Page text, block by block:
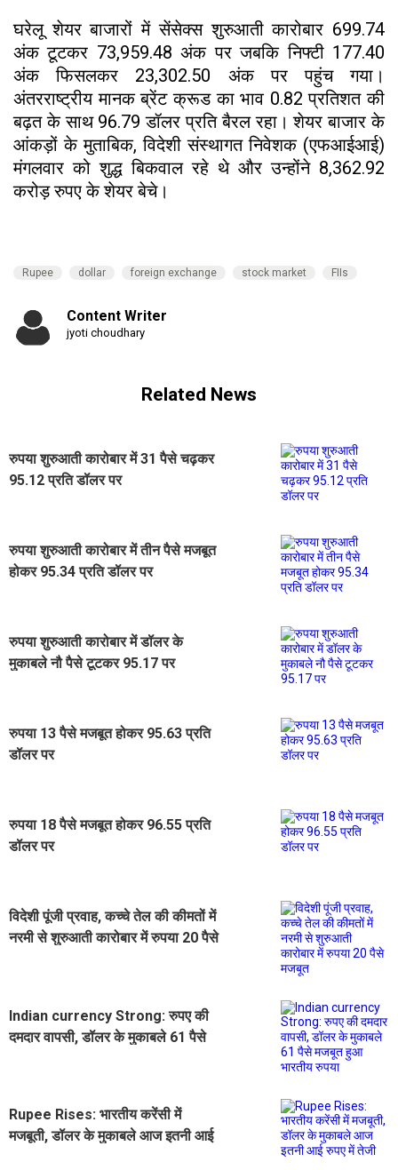
घरेलू शेयर बाजारों में सेंसेक्स शुरुआती कारोबार 699.74
अंक टूटकर 73,959.48 अंक पर जबकि निफ्टी 177.40
अंक फिसलकर 23,302.50 अंक पर पहुंच गया।
अंतरराष्ट्रीय मानक ब्रेंट क्रूड का भाव 0.82 प्रतिशत की
बढ़त के साथ 96.79 डॉलर प्रति बैरल रहा। शेयर बाजार के
आंकड़ों के मुताबिक, विदेशी संस्थागत निवेशक (एफआईआई)
मंगलवार को शुद्ध बिकवाल रहे थे और उन्होंने 8,362.92
करोड़ रुपए के शेयर बेचे।
Rupee dollar foreign exchange stock market FIIs
Content Writer
jyoti choudhary
Related News
रुपया शुरुआती कारोबार में 31 पैसे चढ़कर
95.12 प्रति डॉलर पर
रुपया शुरुआती कारोबार में तीन पैसे मजबूत
होकर 95.34 प्रति डॉलर पर
रुपया शुरुआती कारोबार में डॉलर के
मुकाबले नौ पैसे टूटकर 95.17 पर
रुपया 13 पैसे मजबूत होकर 95.63 प्रति
डॉलर पर
रुपया 18 पैसे मजबूत होकर 96.55 प्रति
डॉलर पर
विदेशी पूंजी प्रवाह, कच्चे तेल की कीमतों में
नरमी से शुरुआती कारोबार में रुपया 20 पैसे
Indian currency Strong: रुपए की
दमदार वापसी, डॉलर के मुकाबले 61 पैसे
Rupee Rises: भारतीय करेंसी में
मजबूती, डॉलर के मुकाबले आज इतनी आई